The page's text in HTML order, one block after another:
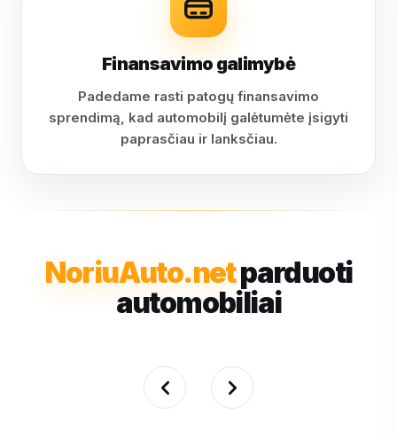
Finansavimo galimybė
Padedame rasti patogų finansavimo
sprendimą, kad automobilį galėtumėte įsigyti
paprasčiau ir lanksčiau.
NoriuAuto.netparduoti
automobiliai